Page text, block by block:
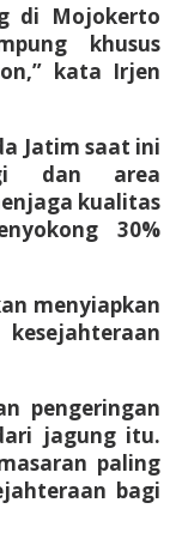
di Mojokerto
khusus
kata Irjen
Jatim saat ini
dan area
kualitas
30%
menyiapkan
pengeringan
jagung itu.
paling
bagi